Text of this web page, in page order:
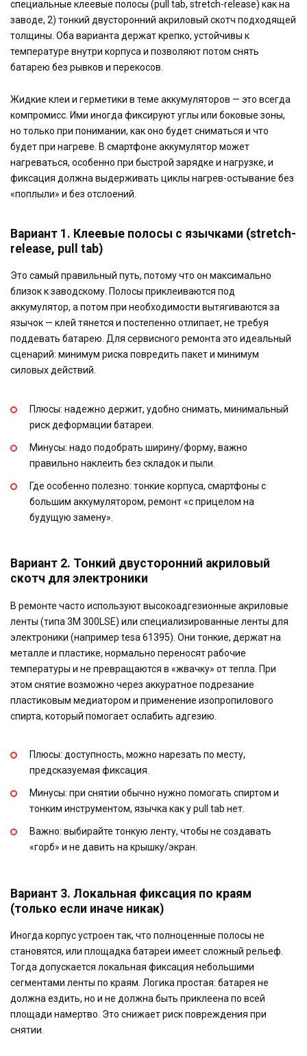
специальные клеевые полосы (pull tab, stretch-release) как на
заводе, 2) тонкий двусторонний акриловый скотч подходящей
толщины. Оба варианта держат крепко, устойчивы к
температуре внутри корпуса и позволяют потом снять
батарею без рывков и перекосов.
Жидкие клеи и герметики в теме аккумуляторов — это всегда
компромисс. Ими иногда фиксируют углы или боковые зоны,
но только при понимании, как оно будет сниматься и что
будет при нагреве. В смартфоне аккумулятор может
нагреваться, особенно при быстрой зарядке и нагрузке, и
фиксация должна выдерживать циклы нагрев-остывание без
«поплыли» и без отслоений.
Вариант 1. Клеевые полосы с язычками (stretch-
release, pull tab)
Это самый правильный путь, потому что он максимально
близок к заводскому. Полосы приклеиваются под
аккумулятор, а потом при необходимости вытягиваются за
язычок — клей тянется и постепенно отлипает, не требуя
поддевать батарею. Для сервисного ремонта это идеальный
сценарий: минимум риска повредить пакет и минимум
силовых действий.
Плюсы: надежно держит, удобно снимать, минимальный
риск деформации батареи.
Минусы: надо подобрать ширину/форму, важно
правильно наклеить без складок и пыли.
Где особенно полезно: тонкие корпуса, смартфоны с
большим аккумулятором, ремонт «с прицелом на
будущую замену».
Вариант 2. Тонкий двусторонний акриловый
скотч для электроники
В ремонте часто используют высокоадгезионные акриловые
ленты (типа 3M 300LSE) или специализированные ленты для
электроники (например tesa 61395). Они тонкие, держат на
металле и пластике, нормально переносят рабочие
температуры и не превращаются в «жвачку» от тепла. При
этом снятие возможно через аккуратное подрезание
пластиковым медиатором и применение изопропилового
спирта, который помогает ослабить адгезию.
Плюсы: доступность, можно нарезать по месту,
предсказуемая фиксация.
Минусы: при снятии обычно нужно помогать спиртом и
тонким инструментом, язычка как у pull tab нет.
Важно: выбирайте тонкую ленту, чтобы не создавать
«горб» и не давить на крышку/экран.
Вариант 3. Локальная фиксация по краям
(только если иначе никак)
Иногда корпус устроен так, что полноценные полосы не
становятся, или площадка батареи имеет сложный рельеф.
Тогда допускается локальная фиксация небольшими
сегментами ленты по краям. Логика простая: батарея не
должна ездить, но и не должна быть приклеена по всей
площади намертво. Это снижает риск повреждения при
снятии.